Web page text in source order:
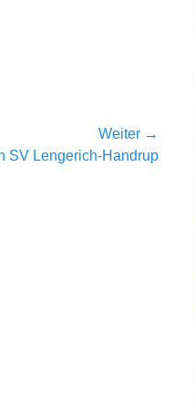
Weiter →
SV Lengerich-Handrup